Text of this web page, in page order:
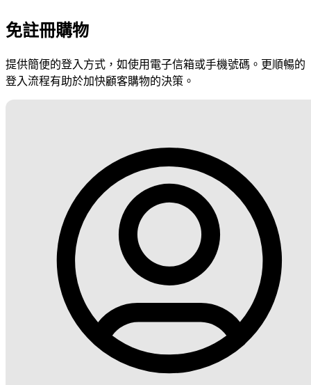
免註冊購物
提供簡便的登入方式，如使用電子信箱或手機號碼。更順暢的
登入流程有助於加快顧客購物的決策。